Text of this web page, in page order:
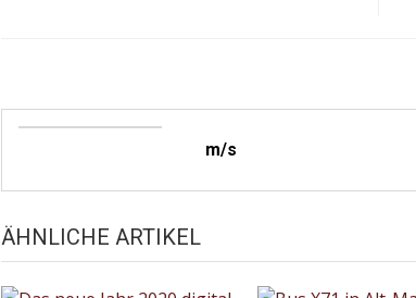
m/s
ÄHNLICHE ARTIKEL